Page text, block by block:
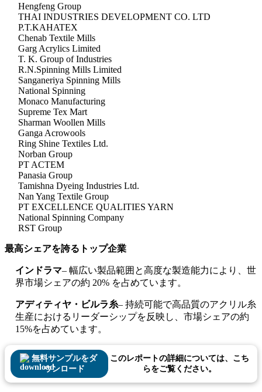
Hengfeng Group
THAI INDUSTRIES DEVELOPMENT CO. LTD
P.T.KAHATEX
Chenab Textile Mills
Garg Acrylics Limited
T. K. Group of Industries
R.N.Spinning Mills Limited
Sanganeriya Spinning Mills
National Spinning
Monaco Manufacturing
Supreme Tex Mart
Sharman Woollen Mills
Ganga Acrowools
Ring Shine Textiles Ltd.
Norban Group
PT ACTEM
Panasia Group
Tamishna Dyeing Industries Ltd.
Nan Yang Textile Group
PT EXCELLENCE QUALITIES YARN
National Spinning Company
RST Group
最高シェアを誇るトップ企業
インドラマ– 幅広い製品範囲と高度な製造能力により、世
界市場シェアの約 20% を占めています。
アディティヤ・ビルラ糸– 持続可能で高品質のアクリル糸
生産におけるリーダーシップを反映し、市場シェアの約
15%を占めています。
無料サンプルをダ
ウンロード
このレポートの詳細については、こち
らをご覧ください。